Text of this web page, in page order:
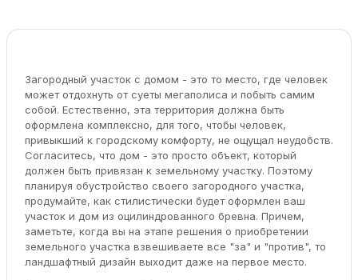
Загородный участок с домом - это то место, где человек
может отдохнуть от суеты мегаполиса и побыть самим
собой. Естественно, эта территория должна быть
оформлена комплексно, для того, чтобы человек,
привыкший к городскому комфорту, не ощущал неудобств.
Согласитесь, что дом - это просто объект, который
должен быть привязан к земельному участку. Поэтому
планируя обустройство своего загородного участка,
продумайте, как стилистически будет оформлен ваш
участок и дом из оцилиндрованного бревна. Причем,
заметьте, когда вы на этапе решения о приобретении
земельного участка взвешиваете все "за" и "против", то
ландшафтный дизайн выходит даже на первое место.